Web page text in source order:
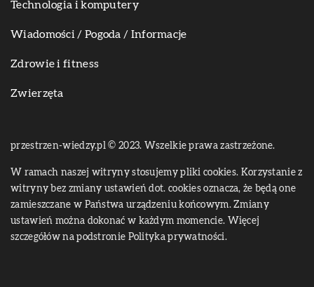
Technologia i komputery
Wiadomości / Pogoda / Informacje
Zdrowie i fitness
Zwierzęta
przestrzen-wiedzy.pl © 2023. Wszelkie prawa zastrzeżone.
W ramach naszej witryny stosujemy pliki cookies. Korzystanie z
witryny bez zmiany ustawień dot. cookies oznacza, że będą one
zamieszczane w Państwa urządzeniu końcowym. Zmiany
ustawień można dokonać w każdym momencie. Więcej
szczegółów na podstronie Polityka prywatności.